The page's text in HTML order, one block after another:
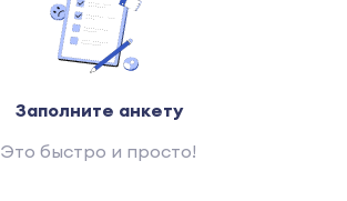
Заполните анкету
Это быстро и просто!